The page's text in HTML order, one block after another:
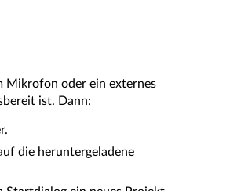
Mikrofon oder ein externes
ist. Dann:
die heruntergeladene